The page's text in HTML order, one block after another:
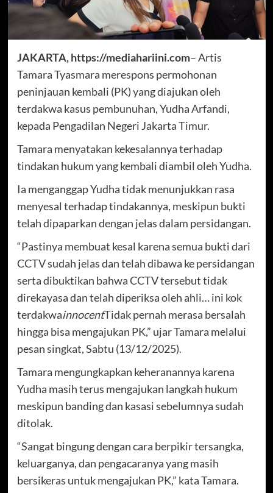
JAKARTA, https://mediahariini.com– Artis
Tamara Tyasmara merespons permohonan
peninjauan kembali (PK) yang diajukan oleh
terdakwa kasus pembunuhan, Yudha Arfandi,
kepada Pengadilan Negeri Jakarta Timur.
Tamara menyatakan kekesalannya terhadap
tindakan hukum yang kembali diambil oleh Yudha.
Ia menganggap Yudha tidak menunjukkan rasa
menyesal terhadap tindakannya, meskipun bukti
telah dipaparkan dengan jelas dalam persidangan.
“Pastinya membuat kesal karena semua bukti dari
CCTV sudah jelas dan telah dibawa ke persidangan
serta dibuktikan bahwa CCTV tersebut tidak
direkayasa dan telah diperiksa oleh ahli… ini kok
terdakwainnocentTidak pernah merasa bersalah
hingga bisa mengajukan PK,” ujar Tamara melalui
pesan singkat, Sabtu (13/12/2025).
Tamara mengungkapkan keheranannya karena
Yudha masih terus mengajukan langkah hukum
meskipun banding dan kasasi sebelumnya sudah
ditolak.
“Sangat bingung dengan cara berpikir tersangka,
keluarganya, dan pengacaranya yang masih
bersikeras untuk mengajukan PK,” kata Tamara.